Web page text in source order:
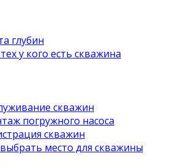
глубин
у кого есть скважина
скважин
погружного насоса
скважин
место для скважины